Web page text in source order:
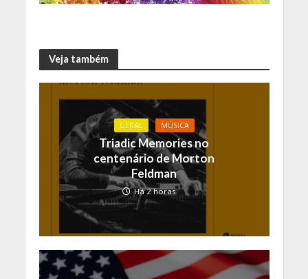
Veja também
GERAL MÚSICA
Triadic Memories no
centenário de Morton
Feldman
Há 2 horas